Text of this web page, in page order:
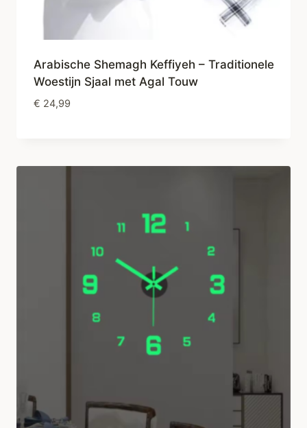
Arabische Shemagh Keffiyeh – Traditionele
Woestijn Sjaal met Agal Touw
€ 24,99